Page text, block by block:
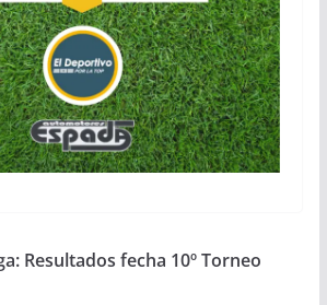
Resultados fecha 10º Torneo